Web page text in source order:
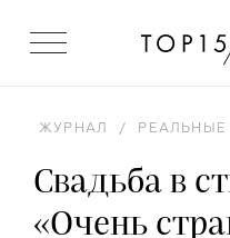
ЖУРНАЛ / РЕАЛЬНЫЕ
Свадьба в
«Очень